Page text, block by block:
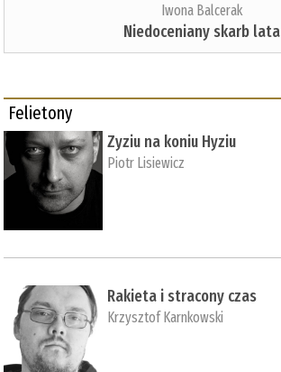
Iwona Balcerak
Niedoceniany skarb lata
Felietony
Zyziu na koniu Hyziu
Piotr Lisiewicz
Rakieta i stracony czas
Krzysztof Karnkowski